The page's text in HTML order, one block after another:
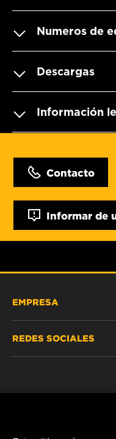
Numeros de
Descargas
Información
Contacto
Informar de
EMPRESA
REDES SOCIALES